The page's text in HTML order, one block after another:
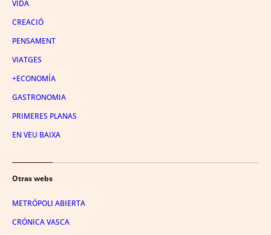
VIDA
CREACIÓ
PENSAMENT
VIATGES
+ECONOMÍA
GASTRONOMIA
PRIMERES PLANAS
EN VEU BAIXA
Otras webs
METRÓPOLI ABIERTA
CRÓNICA VASCA